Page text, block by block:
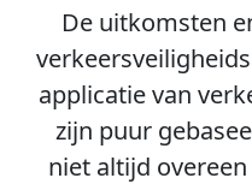
De uitkomsten
applicatie van
zijn puur
niet altijd